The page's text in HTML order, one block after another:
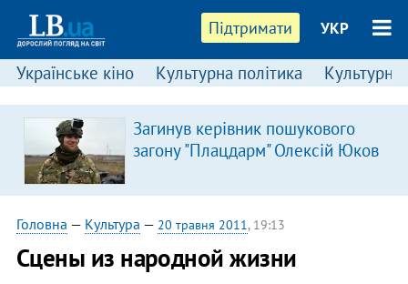
Підтримати УКР
Українське кіно Культурна політика Культурні
Загинув керівник пошукового
загону "Плацдарм" Олексій Юков
Головна — Культура — 20 травня 2011, 19:13
Сцены из народной жизни